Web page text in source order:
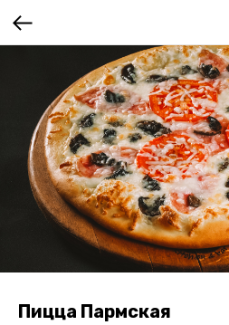
Пицца Пармская